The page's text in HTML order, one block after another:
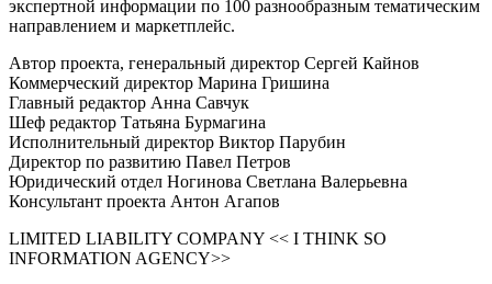
экспертной информации по 100 разнообразным тематическим
направлением и маркетплейс.
Автор проекта, генеральный директор Сергей Кайнов
Коммерческий директор Марина Гришина
Главный редактор Анна Савчук
Шеф редактор Татьяна Бурмагина
Исполнительный директор Виктор Парубин
Директор по развитию Павел Петров
Юридический отдел Ногинова Светлана Валерьевна
Консультант проекта Антон Агапов
LIMITED LIABILITY COMPANY << I THINK SO
INFORMATION AGENCY>>